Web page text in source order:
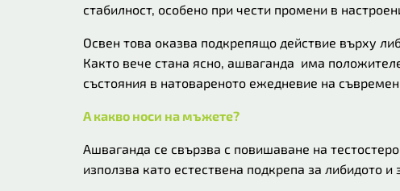
стабилност, особено при чести промени в
Освен това оказва подкрепящо действие върху
Както вече стана ясно, ашваганда има
състояния в натовареното ежедневие на
А какво носи на мъжете?
Ашваганда се свързва с повишаване на
използва като естествена подкрепа за либидото